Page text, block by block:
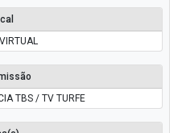
TBS / TV TURFE